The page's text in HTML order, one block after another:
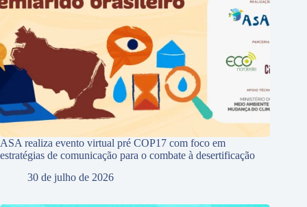
ASA realiza evento virtual pré COP17 com foco em
estratégias de comunicação para o combate à desertificação
30 de julho de 2026